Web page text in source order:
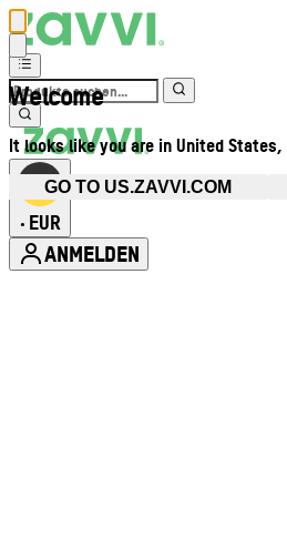
Welcome
It looks like you are in United
GO TO US.ZAVVI.COM
• EUR
ANMELDEN